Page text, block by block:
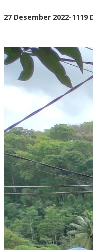
27 Desember 2022oleh
-1119